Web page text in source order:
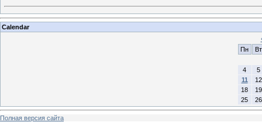
Calendar
Пн
Вт
4
5
11
12
18
19
25
26
Полная версия сайта